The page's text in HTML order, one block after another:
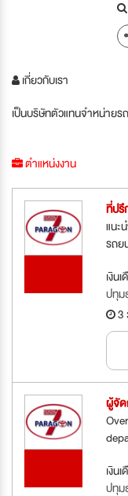
เกี่ยวกับเรา
เป็นบริษัทตัวแทนจำหน่ายร
ตำแหน่งงาน
ที่ปรึ
แนะ
รถย
เงิน
ปทุ
3
ผู้จัด
เงิน
ปทุ